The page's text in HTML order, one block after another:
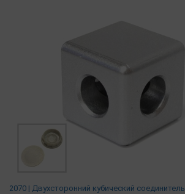
2070 | Двухсторонний кубический соединитель